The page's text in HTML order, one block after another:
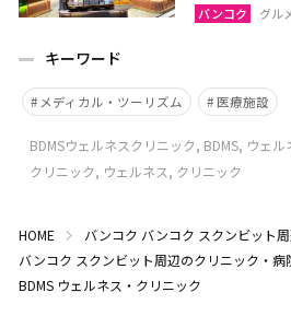
バンコク グル
キーワード
メディカル・ツーリズム 医療施設
BDMSウェルネスクリニック, BDMS, ウェ
クリニック, ウェルネス, クリニック
HOME バンコク バンコク スクンビット
バンコク スクンビット周辺のクリニック・病
BDMS ウェルネス・クリニック